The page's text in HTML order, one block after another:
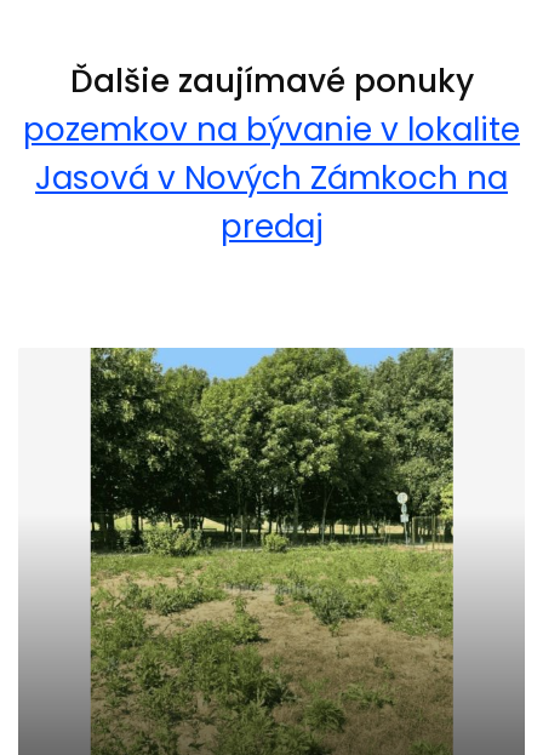
Ďalšie zaujímavé ponuky
pozemkov na bývanie v lokalite
Jasová v Nových Zámkoch na
predaj